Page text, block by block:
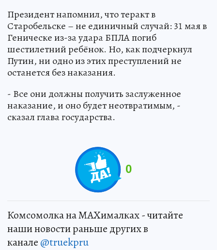
Президент напомнил, что теракт в
Старобельске – не единичный случай: 31 мая в
Геническе из-за удара БПЛА погиб
шестилетний ребёнок. Но, как подчеркнул
Путин, ни одно из этих преступлений не
останется без наказания.
- Все они должны получить заслуженное
наказание, и оно будет неотвратимым, -
сказал глава государства.
0
Комсомолка на MAXималках - читайте
наши новости раньше других в
канале @truekpru